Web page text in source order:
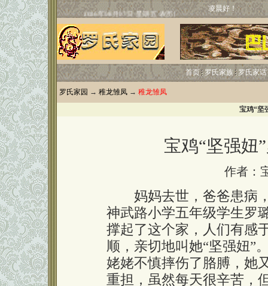
凌晨好！
首页 罗氏家族 罗氏家话
罗氏家园 → 稚龙雏凤 → 稚龙雏凤
宝鸡“坚
宝鸡“坚强妞
作者：
妈妈去世，爸爸患病
神武路小学五年级学生罗
撑起了这个家，人们有感
顺，亲切地叫她“坚强妞”
姥姥不慎摔伤了胳膊，她
重担，虽然每天很辛苦，